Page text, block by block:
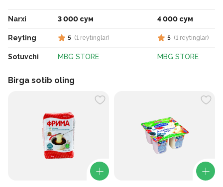
Narxi
Reyting
Sotuvchi
3 000 сум
5 (1 reytinglar)
MBG STORE
4 000 сум
5 (1 reytinglar)
MBG STORE
Birga sotib oling